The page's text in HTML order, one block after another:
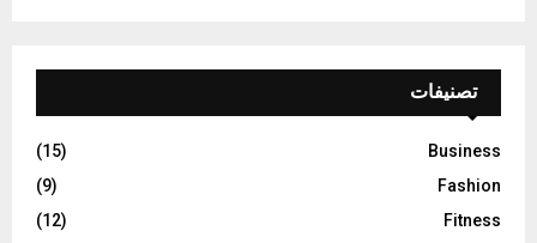
تصنيفات
Business
(15)
Fashion
(9)
Fitness
(12)